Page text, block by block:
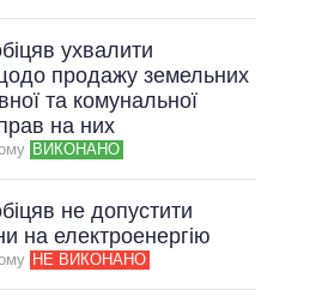
ухвалити
продажу земельних
та комунальної
на них
ВИКОНАНО
не допустити
на електроенергію
НЕ ВИКОНАНО